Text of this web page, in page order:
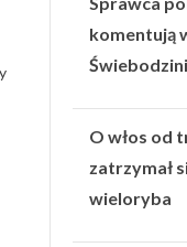
komentują
O włos od
zatrzymał
wieloryba